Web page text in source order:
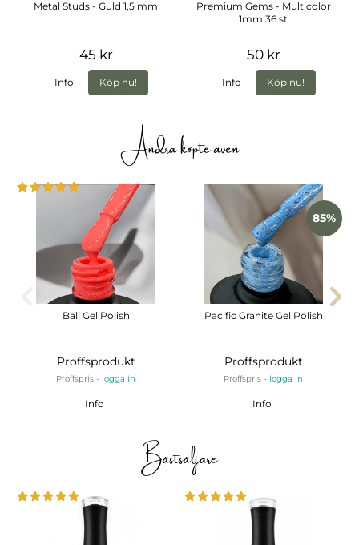
Metal Studs - Guld 1,5 mm
45 kr
Info Köp nu!
Premium Gems - Multicolor
1mm 36 st
50 kr
Info Köp nu!
Andra köpte även
Bali Gel Polish
Proffsprodukt
Proffspris - logga in
Info
85%
Pacific Granite Gel Polish
Proffsprodukt
Proffspris - logga in
Info
Bästsäljare